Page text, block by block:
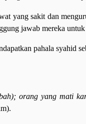
yang sakit dan
jawab mereka untuk
pahala syahid
orang yang mati